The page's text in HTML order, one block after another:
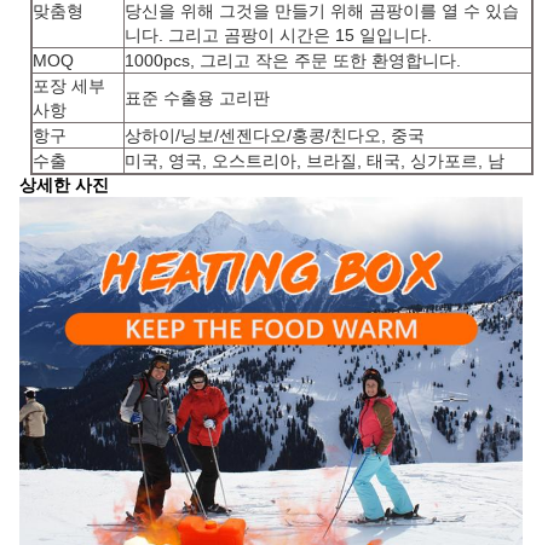
맞춤형
당신을 위해 그것을 만들기 위해 곰팡이를 열 수 있습
니다. 그리고 곰팡이 시간은 15 일입니다.
MOQ
1000pcs, 그리고 작은 주문 또한 환영합니다.
포장 세부
사항
표준 수출용 고리판
항구
상하이/닝보/센젠다오/홍콩/친다오, 중국
수출
미국, 영국, 오스트리아, 브라질, 태국, 싱가포르, 남
상세한 사진